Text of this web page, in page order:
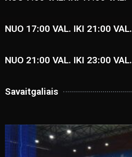
NUO 17:00 VAL. IKI 21:00 VAL.
NUO 21:00 VAL. IKI 23:00 VAL.
Savaitgaliais